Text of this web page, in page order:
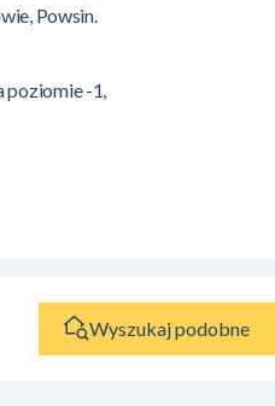
Powsin.
poziomie -1,
Wyszukaj podobne